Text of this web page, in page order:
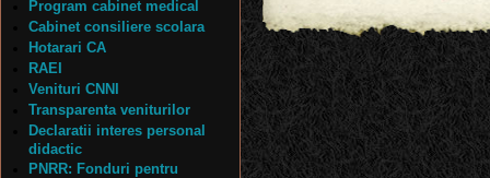
Program cabinet medical
Cabinet consiliere scolara
Hotarari CA
RAEI
Venituri CNNI
Transparenta veniturilor
Declaratii interes personal
didactic
PNRR: Fonduri pentru